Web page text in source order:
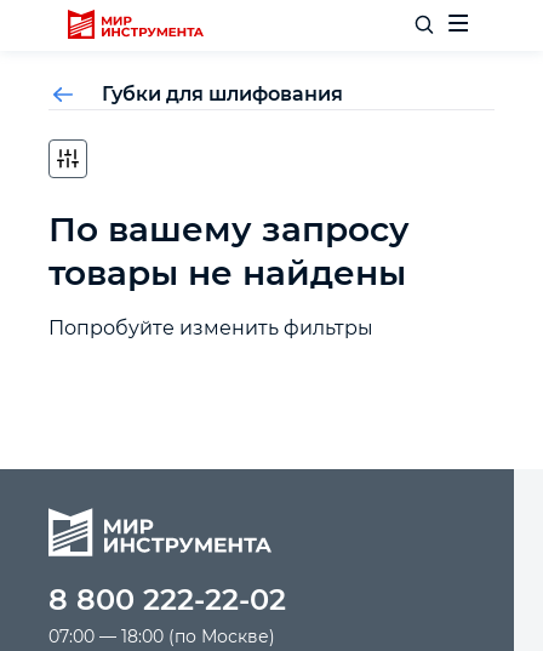
Отделочный инструмент
Слесарный инструмент
Столярный инструмент
Силовое оборудование
Автомобильный инструмент
Губки для шлифования
По вашему запросу
товары не найдены
Попробуйте изменить фильтры
8 800 222-22-02
07:00 — 18:00 (по Москве)